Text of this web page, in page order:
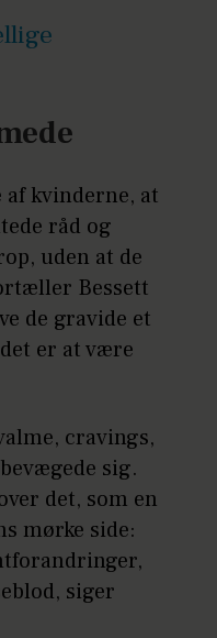
af kvinderne, at
råd og
uden at de
Bessett
de gravide et
er at være
cravings,
sig.
det, som en
mørke side:
siger